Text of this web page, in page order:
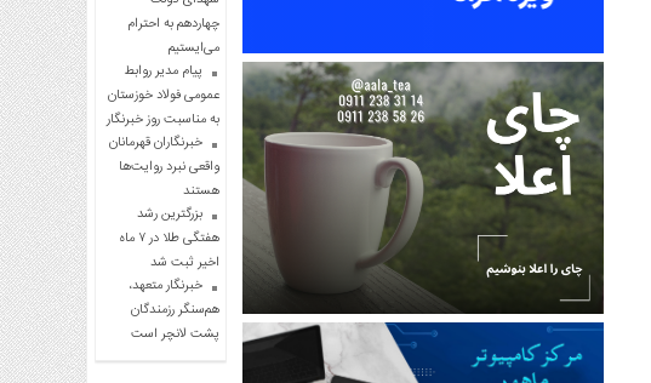
چهاردهم به احترام
می‌ایستیم
پیام مدیر روابط
عمومی فولاد خوزستان
به مناسبت روز خبرنگار
خبرنگاران قهرمانان
واقعی نبرد روایت‌ها
هستند
بزرگترین رشد
هفتگی طلا در ۷ ماه
اخیر ثبت شد
خبرنگار متعهد،
هم‌سنگر رزمندگان
پشت لانچر است